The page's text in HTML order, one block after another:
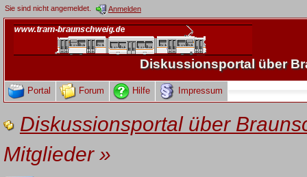
Sie sind nicht angemeldet. Anmelden
Diskussionsportal über
Portal Forum Hilfe Impressum
Diskussionsportal über
Mitglieder»